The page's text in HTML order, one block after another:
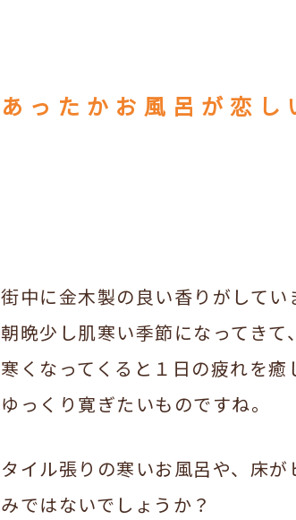
あったかお風呂が恋し
街中に金木製の良い香りがしてい
朝晩少し肌寒い季節になってきて
寒くなってくると１日の疲れを癒
ゆっくり寛ぎたいものですね。
タイル張りの寒いお風呂や、床
みではないでしょうか？